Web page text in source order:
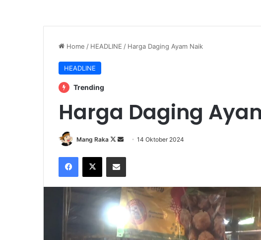
Home / HEADLINE / Harga Daging Ayam Naik
HEADLINE
Trending
Harga Daging
Mang Raka
Follow
X
Send14 Oktober 2024
Facebook
X Share via Email